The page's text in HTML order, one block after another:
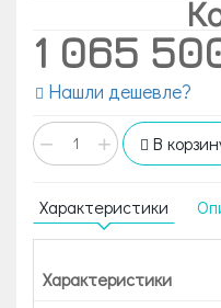
1 065
Нашли дешевле?
− + В
Характеристики
Характеристики